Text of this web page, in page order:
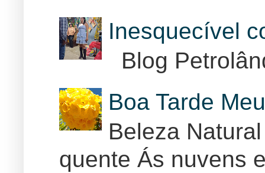
Inesquecível
Blog
Boa Tarde
Beleza
quente Ás nuvens